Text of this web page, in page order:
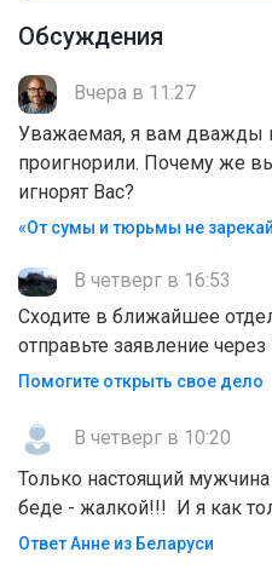
Обсуждения
Вчера в 11:27
Уважаемая, я вам дважды
проигнорили. Почему же
игнорят Вас?
«От сумы и тюрьмы не
В четверг в 16:53
Сходите в ближайшее
отправьте заявление через
Помогите открыть свое дело
В четверг в 10:20
Только настоящий
беде - жалкой!!! И я как
Ответ Анне из Беларуси